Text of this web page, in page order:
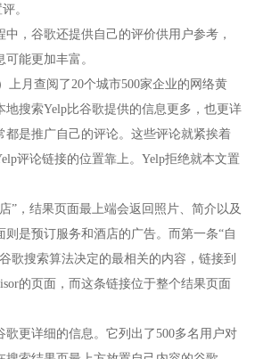
。
，谷歌还提供自己的评价供用户参考，
能更加丰富。
上月查阅了20个城市500家企业的网络黄
地搜索Yelp比谷歌提供的信息更多，也更详
都是推广自己的评论。这些评论就紧挨着
评论链接的位置靠上。Yelp拒绝就本文置
”，结果页面最上端会返回照片、简介以及
是预订服务和酒店的广告。而第一条“自
搜索算法决定的最相关的内容，链接到
的页面，而这条链接位于整个结果页面
歌更详细的信息。它列出了500多名用户对